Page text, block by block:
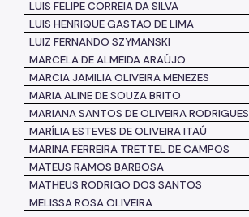
LUIS FELIPE CORREIA DA SILVA
LUIS HENRIQUE GASTAO DE LIMA
LUIZ FERNANDO SZYMANSKI
MARCELA DE ALMEIDA ARAÚJO
MARCIA JAMILIA OLIVEIRA MENEZES
MARIA ALINE DE SOUZA BRITO
MARIANA SANTOS DE OLIVEIRARODRIGUES
MARÍLIA ESTEVES DE OLIVEIRA ITAÚ
MARINA FERREIRA TRETTEL DE CAMPOS
MATEUS RAMOS BARBOSA
MATHEUS RODRIGO DOS SANTOS
MELISSA ROSA OLIVEIRA